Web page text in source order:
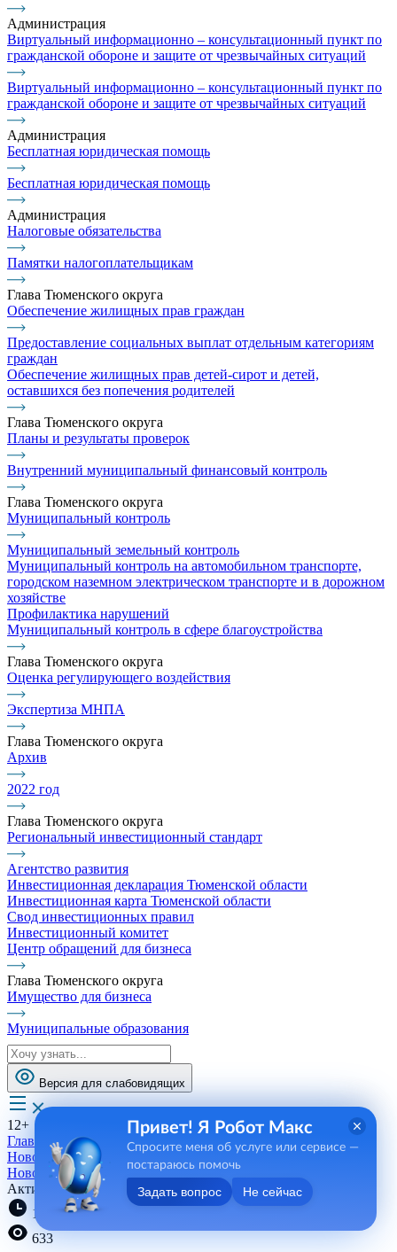
Администрация
Виртуальный информационно – консультационный пункт по
гражданской обороне и защите от чрезвычайных ситуаций
Виртуальный информационно – консультационный пункт по
гражданской обороне и защите от чрезвычайных ситуаций
Администрация
Бесплатная юридическая помощь
Бесплатная юридическая помощь
Администрация
Налоговые обязательства
Памятки налогоплательщикам
Глава Тюменского округа
Обеспечение жилищных прав граждан
Предоставление социальных выплат отдельным категориям
граждан
Обеспечение жилищных прав детей-сирот и детей,
оставшихся без попечения родителей
Глава Тюменского округа
Планы и результаты проверок
Внутренний муниципальный финансовый контроль
Глава Тюменского округа
Муниципальный контроль
Муниципальный земельный контроль
Муниципальный контроль на автомобильном транспорте,
городском наземном электрическом транспорте и в дорожном
хозяйстве
Профилактика нарушений
Муниципальный контроль в сфере благоустройства
Глава Тюменского округа
Оценка регулирующего воздействия
Экспертиза МНПА
Глава Тюменского округа
Архив
2022 год
Глава Тюменского округа
Региональный инвестиционный стандарт
Агентство развития
Инвестиционная декларация Тюменской области
Инвестиционная карта Тюменской области
Свод инвестиционных правил
Инвестиционный комитет
Центр обращений для бизнеса
Глава Тюменского округа
Имущество для бизнеса
Муниципальные образования
Версия для слабовидящих
12+
Главная
Новости, пресса, события
Новости
Активное и здоровое поколение
13:47 03.08.2023
633
Привет! Я Робот Макс
Спросите меня об услуге или сервисе —
постараюсь помочь
Задать вопрос Не сейчас